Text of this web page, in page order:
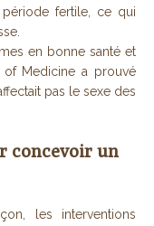
période fertile, ce qui
en bonne santé et
Medicine a prouvé
pas le sexe des
concevoir un
les interventions